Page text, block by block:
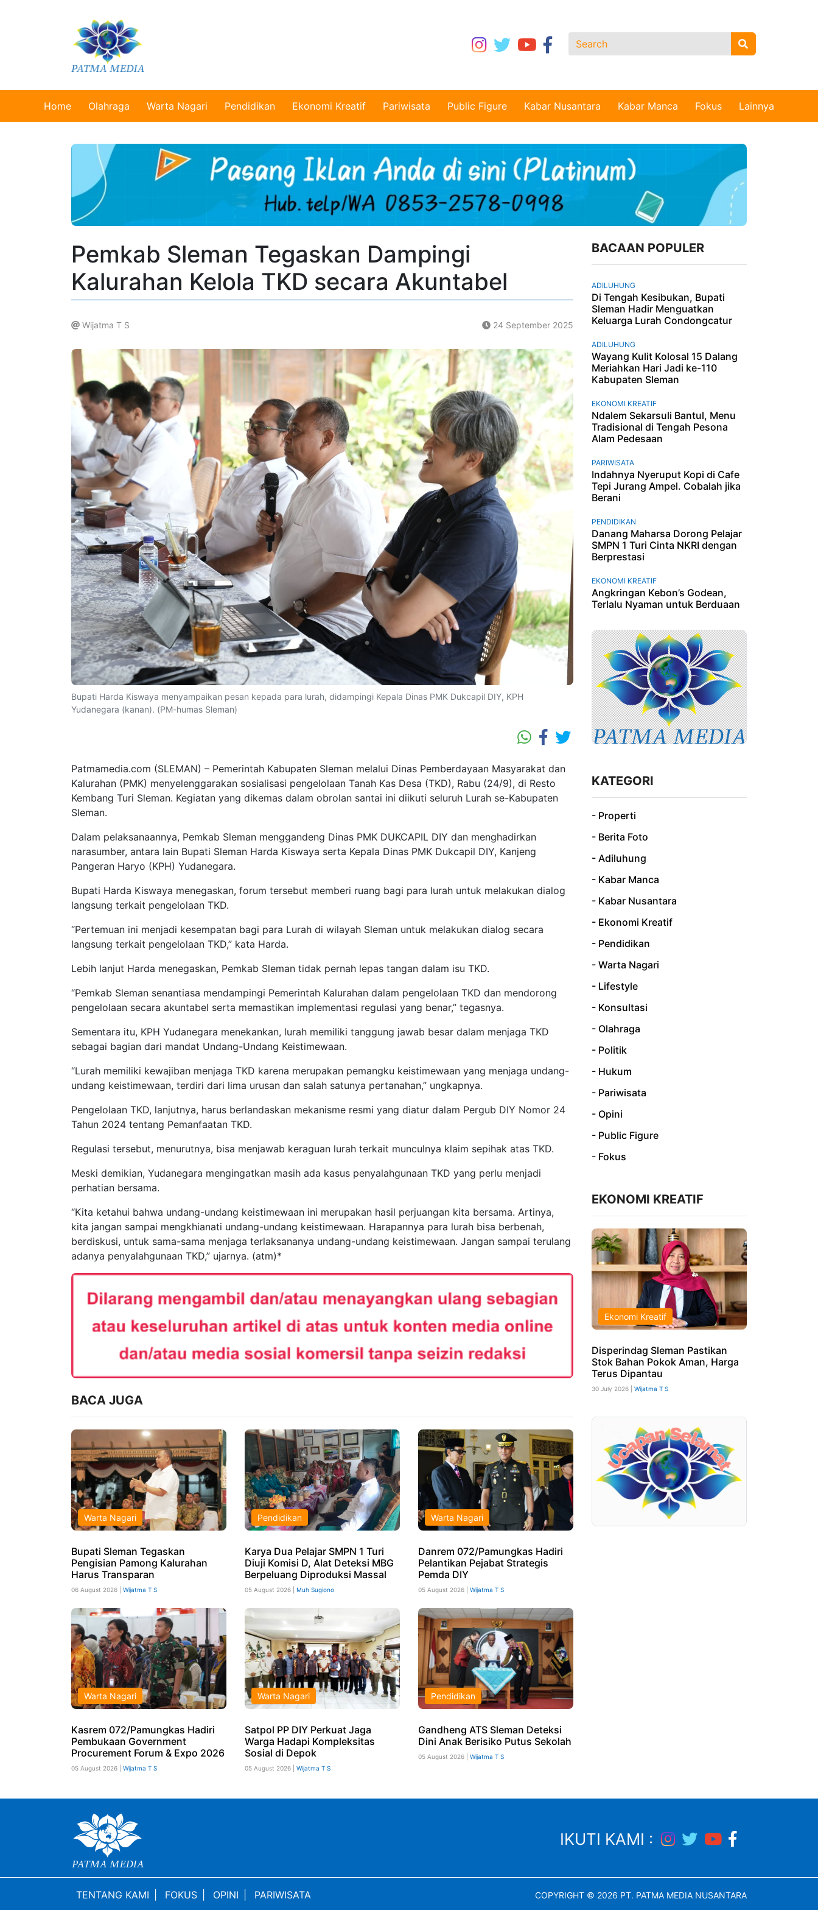
Home Olahraga Warta Nagari Pendidikan Ekonomi Kreatif Pariwisata Public Figure Kabar Nusantara Kabar Manca Fokus Lainnya
Pemkab Sleman Tegaskan Dampingi
Kalurahan Kelola TKD secara Akuntabel
Wijatma T S 24 September 2025
Bupati Harda Kiswaya menyampaikan pesan kepada para lurah, didampingi Kepala Dinas PMK Dukcapil DIY, KPH
Yudanegara (kanan). (PM-humas Sleman)
Patmamedia.com (SLEMAN) – Pemerintah Kabupaten Sleman melalui Dinas Pemberdayaan Masyarakat dan
Kalurahan (PMK) menyelenggarakan sosialisasi pengelolaan Tanah Kas Desa (TKD), Rabu (24/9), di Resto
Kembang Turi Sleman. Kegiatan yang dikemas dalam obrolan santai ini diikuti seluruh Lurah se-Kabupaten
Sleman.
Dalam pelaksanaannya, Pemkab Sleman menggandeng Dinas PMK DUKCAPIL DIY dan menghadirkan
narasumber, antara lain Bupati Sleman Harda Kiswaya serta Kepala Dinas PMK Dukcapil DIY, Kanjeng
Pangeran Haryo (KPH) Yudanegara.
Bupati Harda Kiswaya menegaskan, forum tersebut memberi ruang bagi para lurah untuk melakukan dialog
langsung terkait pengelolaan TKD.
“Pertemuan ini menjadi kesempatan bagi para Lurah di wilayah Sleman untuk melakukan dialog secara
langsung terkait pengelolaan TKD,” kata Harda.
Lebih lanjut Harda menegaskan, Pemkab Sleman tidak pernah lepas tangan dalam isu TKD.
“Pemkab Sleman senantiasa mendampingi Pemerintah Kalurahan dalam pengelolaan TKD dan mendorong
pengelolaan secara akuntabel serta memastikan implementasi regulasi yang benar,” tegasnya.
Sementara itu, KPH Yudanegara menekankan, lurah memiliki tanggung jawab besar dalam menjaga TKD
sebagai bagian dari mandat Undang-Undang Keistimewaan.
“Lurah memiliki kewajiban menjaga TKD karena merupakan pemangku keistimewaan yang menjaga undang-
undang keistimewaan, terdiri dari lima urusan dan salah satunya pertanahan,” ungkapnya.
Pengelolaan TKD, lanjutnya, harus berlandaskan mekanisme resmi yang diatur dalam Pergub DIY Nomor 24
Tahun 2024 tentang Pemanfaatan TKD.
Regulasi tersebut, menurutnya, bisa menjawab keraguan lurah terkait munculnya klaim sepihak atas TKD.
Meski demikian, Yudanegara mengingatkan masih ada kasus penyalahgunaan TKD yang perlu menjadi
perhatian bersama.
“Kita ketahui bahwa undang-undang keistimewaan ini merupakan hasil perjuangan kita bersama. Artinya,
kita jangan sampai mengkhianati undang-undang keistimewaan. Harapannya para lurah bisa berbenah,
berdiskusi, untuk sama-sama menjaga terlaksananya undang-undang keistimewaan. Jangan sampai terulang
adanya penyalahgunaan TKD,” ujarnya. (atm)*
BACA JUGA
Warta Nagari
Bupati Sleman Tegaskan
Pengisian Pamong Kalurahan
Harus Transparan
06 August 2026 | Wijatma T S
Pendidikan
Karya Dua Pelajar SMPN 1 Turi
Diuji Komisi D, Alat Deteksi MBG
Berpeluang Diproduksi Massal
05 August 2026 | Muh Sugiono
Warta Nagari
Danrem 072/Pamungkas Hadiri
Pelantikan Pejabat Strategis
Pemda DIY
05 August 2026 | Wijatma T S
Warta Nagari
Kasrem 072/Pamungkas Hadiri
Pembukaan Government
Procurement Forum & Expo 2026
05 August 2026 | Wijatma T S
Warta Nagari
Satpol PP DIY Perkuat Jaga
Warga Hadapi Kompleksitas
Sosial di Depok
05 August 2026 | Wijatma T S
Pendidikan
Gandheng ATS Sleman Deteksi
Dini Anak Berisiko Putus Sekolah
05 August 2026 | Wijatma T S
BACAAN POPULER
ADILUHUNG
Di Tengah Kesibukan, Bupati
Sleman Hadir Menguatkan
Keluarga Lurah Condongcatur
ADILUHUNG
Wayang Kulit Kolosal 15 Dalang
Meriahkan Hari Jadi ke-110
Kabupaten Sleman
EKONOMI KREATIF
Ndalem Sekarsuli Bantul, Menu
Tradisional di Tengah Pesona
Alam Pedesaan
PARIWISATA
Indahnya Nyeruput Kopi di Cafe
Tepi Jurang Ampel. Cobalah jika
Berani
PENDIDIKAN
Danang Maharsa Dorong Pelajar
SMPN 1 Turi Cinta NKRI dengan
Berprestasi
EKONOMI KREATIF
Angkringan Kebon’s Godean,
Terlalu Nyaman untuk Berduaan
KATEGORI
- Properti
- Berita Foto
- Adiluhung
- Kabar Manca
- Kabar Nusantara
- Ekonomi Kreatif
- Pendidikan
- Warta Nagari
- Lifestyle
- Konsultasi
- Olahraga
- Politik
- Hukum
- Pariwisata
- Opini
- Public Figure
- Fokus
EKONOMI KREATIF
Ekonomi Kreatif
Disperindag Sleman Pastikan
Stok Bahan Pokok Aman, Harga
Terus Dipantau
30 July 2026 | Wijatma T S
IKUTI KAMI :
TENTANG KAMI FOKUS OPINI PARIWISATA COPYRIGHT © 2026 PT. PATMA MEDIA NUSANTARA